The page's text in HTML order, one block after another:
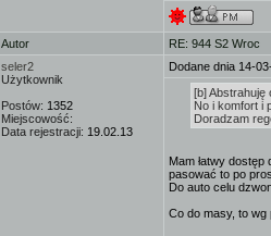
Autor
RE: 944 S2 Wroc
seler2
Użytkownik
Postów: 1352
Miejscowość:
Data rejestracji: 19.02.13
Dodane dnia 14-
[b] Abstrahuję
No i komfort i
Doradzam
Mam łatwy
pasować to po
Do auto celu
Co do masy, to wg